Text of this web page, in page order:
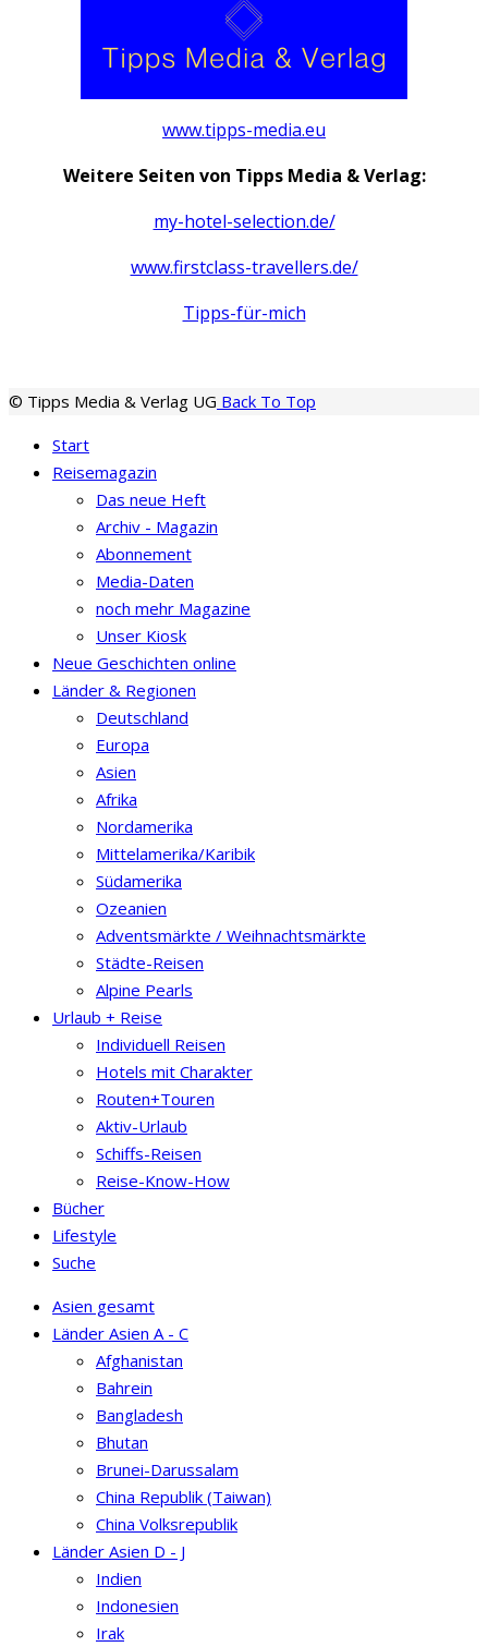
www.tipps-media.eu
Weitere Seiten von Tipps Media & Verlag:
my-hotel-selection.de/
www.firstclass-travellers.de/
Tipps-für-mich
© Tipps Media & Verlag UG Back To Top
Start
Reisemagazin
Das neue Heft
Archiv - Magazin
Abonnement
Media-Daten
noch mehr Magazine
Unser Kiosk
Neue Geschichten online
Länder & Regionen
Deutschland
Europa
Asien
Afrika
Nordamerika
Mittelamerika/Karibik
Südamerika
Ozeanien
Adventsmärkte / Weihnachtsmärkte
Städte-Reisen
Alpine Pearls
Urlaub + Reise
Individuell Reisen
Hotels mit Charakter
Routen+Touren
Aktiv-Urlaub
Schiffs-Reisen
Reise-Know-How
Bücher
Lifestyle
Suche
Asien gesamt
Länder Asien A - C
Afghanistan
Bahrein
Bangladesh
Bhutan
Brunei-Darussalam
China Republik (Taiwan)
China Volksrepublik
Länder Asien D - J
Indien
Indonesien
Irak